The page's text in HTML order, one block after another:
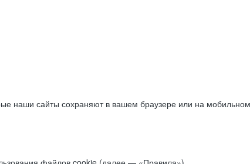
сайты сохраняют в вашем браузере или на мобильном